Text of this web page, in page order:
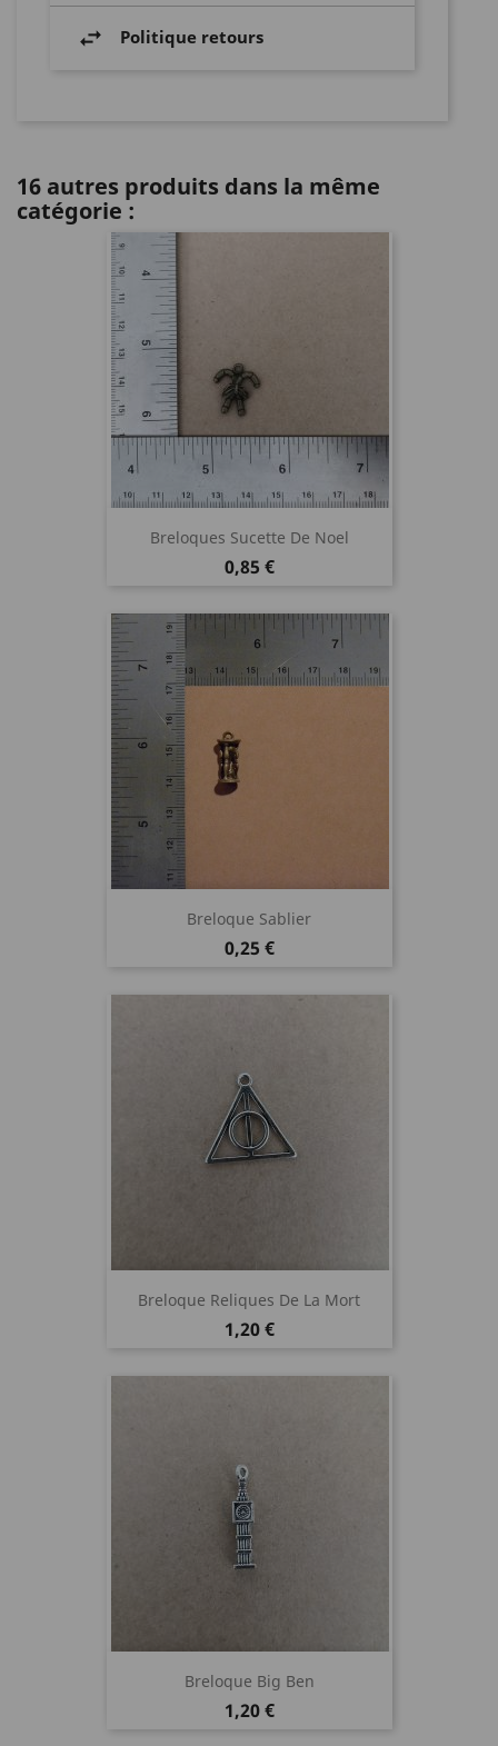
Politique retours
16 autres produits dans la même
catégorie :
Breloques Sucette De Noel
Prix
0,85 €
Breloque Sablier
Prix
0,25 €
Breloque Reliques De La Mort
Prix
1,20 €
Breloque Big Ben
Prix
1,20 €